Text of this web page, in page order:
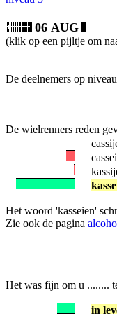
06 AUG
(klik op een pijltje om
De deelnemers op
De wielrenners reden
Het woord 'kasseien'
Zie ook de pagina
Het was fijn om u ........
in